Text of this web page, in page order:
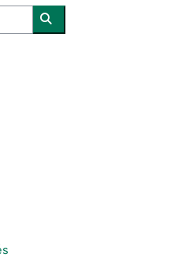
Kurzusok keresése